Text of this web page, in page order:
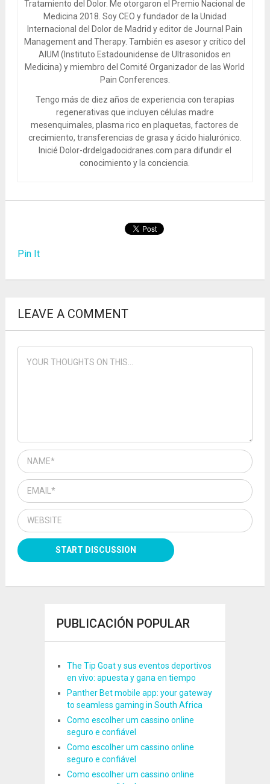
Tratamiento del Dolor. Me otorgaron el Premio Nacional de
Medicina 2018. Soy CEO y fundador de la Unidad
Internacional del Dolor de Madrid y editor de Journal Pain
Management and Therapy. También es asesor y crítico del
AIUM (Instituto Estadounidense de Ultrasonidos en
Medicina) y miembro del Comité Organizador de las World
Pain Conferences.
Tengo más de diez años de experiencia con terapias
regenerativas que incluyen células madre
mesenquimales, plasma rico en plaquetas, factores de
crecimiento, transferencias de grasa y ácido hialurónico.
Inicié Dolor-drdelgadocidranes.com para difundir el
conocimiento y la conciencia.
Pin It
LEAVE A COMMENT
PUBLICACIÓN POPULAR
The Tip Goat y sus eventos deportivos
en vivo: apuesta y gana en tiempo
Panther Bet mobile app: your gateway
to seamless gaming in South Africa
Como escolher um cassino online
seguro e confiável
Como escolher um cassino online
seguro e confiável
Como escolher um cassino online